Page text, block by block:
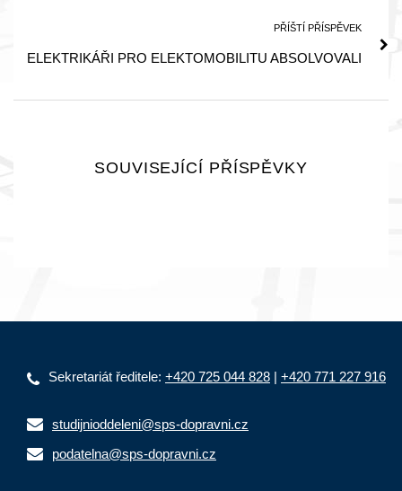
PŘÍŠTÍ PŘÍSPĚVEK
ELEKTRIKÁŘI PRO ELEKTOMOBILITU ABSOLVOVALI
SOUVISEJÍCÍ PŘÍSPĚVKY
Sekretariát ředitele: +420 725 044 828 | +420 771 227 916
studijnioddeleni@sps-dopravni.cz
podatelna@sps-dopravni.cz